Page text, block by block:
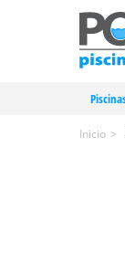
Inicio >